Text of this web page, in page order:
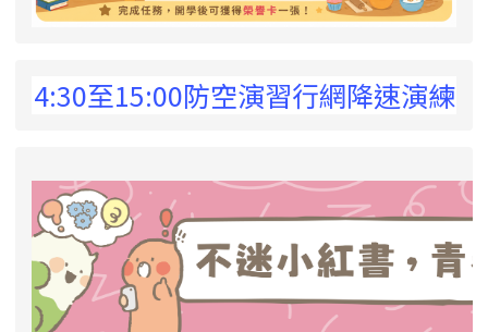
15:00防空演習行網降速演練，請預為